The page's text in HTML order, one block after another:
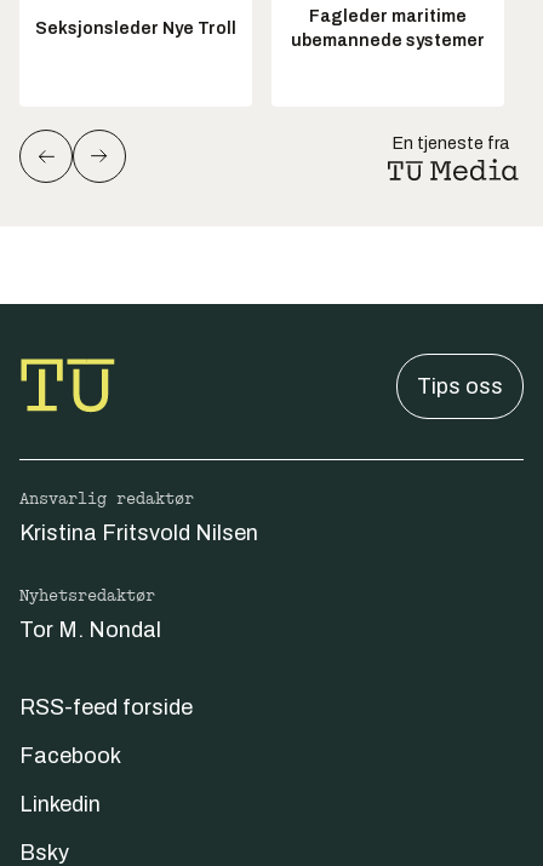
Seksjonsleder Nye Troll
Fagleder maritime
ubemannede systemer
En tjeneste fra
Tips oss
Ansvarlig redaktør
Kristina Fritsvold Nilsen
Nyhetsredaktør
Tor M. Nondal
RSS-feed forside
Facebook
Linkedin
Bsky